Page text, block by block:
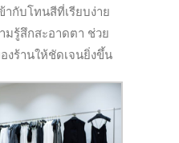
กับโทนสีที่เรียบง่าย
มรู้สึกสะอาดตา ช่วย
ร้านให้ชัดเจนยิ่งขึ้น